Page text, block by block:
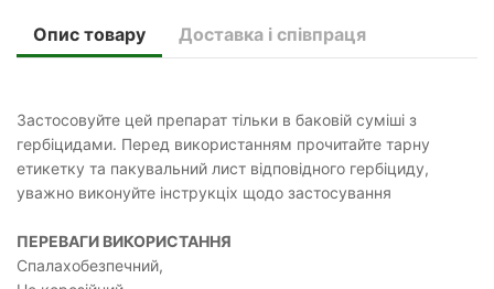
Опис товару Доставка і співпраця
Застосовуйте цей препарат тільки в баковій суміші з
гербіцидами. Перед використанням прочитайте тарну
етикетку та пакувальний лист відповідного гербіциду,
уважно виконуйте інструкціх щодо застосування
ПЕРЕВАГИ ВИКОРИСТАННЯ
Спалахобезпечний,